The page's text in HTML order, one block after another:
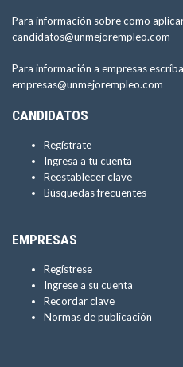
Para información sobre como
candidatos@unmejorempleo.com
Para información a empresas
empresas@unmejorempleo.com
CANDIDATOS
Regístrate
Ingresa a tu cuenta
Reestablecer clave
Búsquedas frecuentes
EMPRESAS
Regístrese
Ingrese a su cuenta
Recordar clave
Normas de publicación